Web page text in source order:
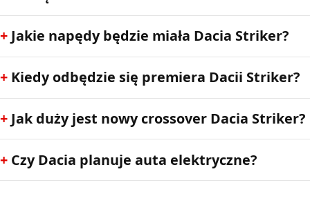
Jakie napędy będzie miała Dacia Striker?
Kiedy odbędzie się premiera Dacii Striker?
Jak duży jest nowy crossover Dacia Striker?
Czy Dacia planuje auta elektryczne?